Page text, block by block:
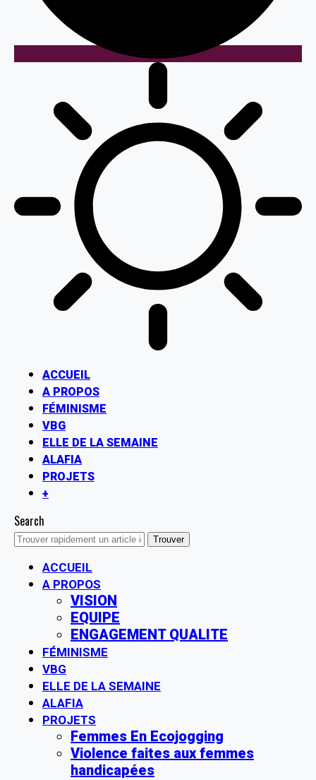
ACCUEIL
A PROPOS
FÉMINISME
VBG
ELLE DE LA SEMAINE
ALAFIA
PROJETS
+
Search
ACCUEIL
A PROPOS
VISION
EQUIPE
ENGAGEMENT QUALITE
FÉMINISME
VBG
ELLE DE LA SEMAINE
ALAFIA
PROJETS
Femmes En Ecojogging
Violence faites aux femmes
handicapées